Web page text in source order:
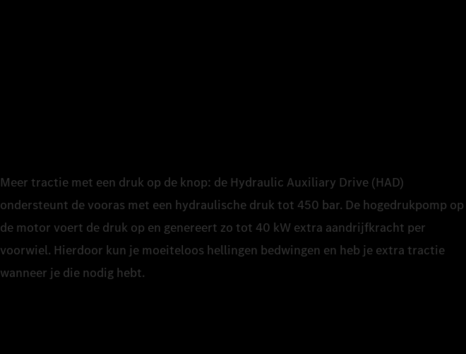
Meer tractie met een druk op de knop: de Hydraulic Auxiliary Drive (HAD)
ondersteunt de vooras met een hydraulische druk tot 450 bar. De hogedrukpomp op
de motor voert de druk op en genereert zo tot 40 kW extra aandrijfkracht per
voorwiel. Hierdoor kun je moeiteloos hellingen bedwingen en heb je extra tractie
wanneer je die nodig hebt.